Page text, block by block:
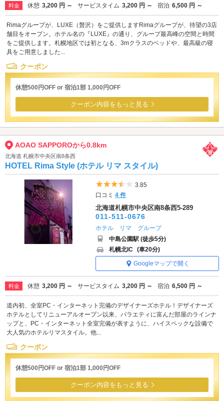
料金 休憩 3,200 円 ～ サービスタイム 3,200 円 ～ 宿泊 6,500 円 ～
Rimaグループが、LUXE（贅沢）をご提供しますRimaグループが、待望の3店
舗目をオープン。ホテル名の『LUXE』の通り、グループ最高峰の空間と時間
をご提供します。札幌地区では初となる、3mクラスのベッドや、最高級の寝
具をご用意しました...
クーポン
休憩500円OFF or 宿泊1部 1,000円OFF
クーポン内容をもっと見る
AOAO SAPPOROから0.8km
北海道 札幌市中央区南8条西
HOTEL Rima Style (ホテル リマ スタイル)
5つ星のうち3.5
3.85
口コミ4 件
北海道札幌市中央区南8条西5-289
011-511-0676
ホテル リマ グループ
中島公園駅 (徒歩5分)
札幌北IC (車20分)
Googleマップで開く
料金 休憩 3,200 円 ～ サービスタイム 3,200 円 ～ 宿泊 6,500 円 ～
道内初、全室PC・インターネット完備のデザイナーズホテル！デザイナーズ
ホテルとしてリニューアルオープン以来、バラエティに富んだ部屋のラインナ
ップと、PC・インターネット全室完備が表すように、ハイスペックな設備で
大人気のホテルリマスタイル。他...
クーポン
休憩500円OFF or 宿泊1部 1,000円OFF
クーポン内容をもっと見る